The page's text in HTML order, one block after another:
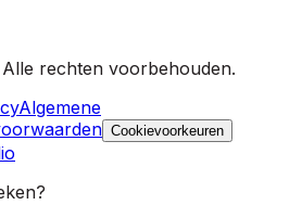
rechten voorbehouden.
Algemene
Cookievoorkeuren